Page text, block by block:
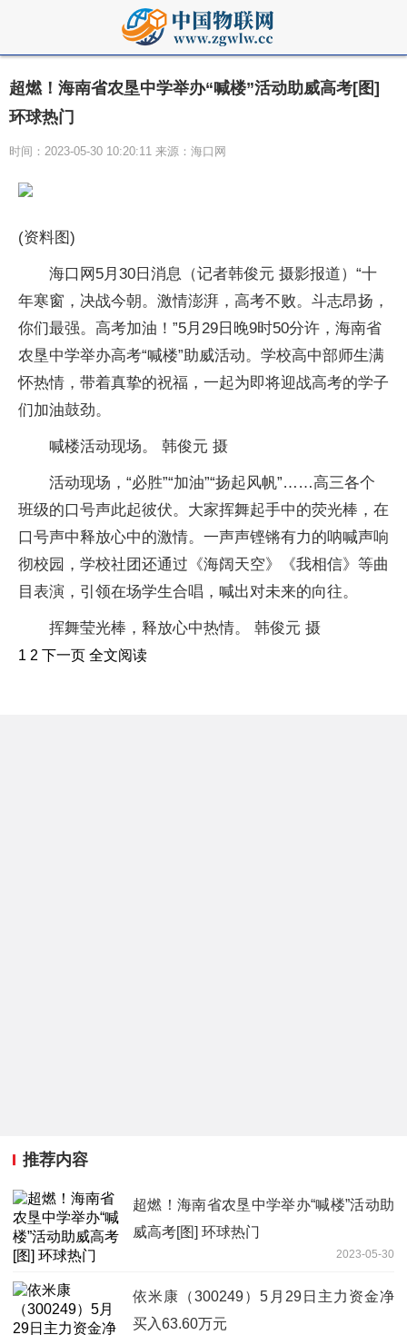
超燃！海南省农垦中学举办“喊楼”活动助威高考[图]
环球热门
时间：2023-05-30 10:20:11 来源：海口网
(资料图)
海口网5月30日消息（记者韩俊元 摄影报道）“十
年寒窗，决战今朝。激情澎湃，高考不败。斗志昂扬，
你们最强。高考加油！”5月29日晚9时50分许，海南省
农垦中学举办高考“喊楼”助威活动。学校高中部师生满
怀热情，带着真挚的祝福，一起为即将迎战高考的学子
们加油鼓劲。
喊楼活动现场。 韩俊元 摄
活动现场，“必胜”“加油”“扬起风帆”……高三各个
班级的口号声此起彼伏。大家挥舞起手中的荧光棒，在
口号声中释放心中的激情。一声声铿锵有力的呐喊声响
彻校园，学校社团还通过《海阔天空》《我相信》等曲
目表演，引领在场学生合唱，喊出对未来的向往。
挥舞莹光棒，释放心中热情。 韩俊元 摄
1 2 下一页 全文阅读
推荐内容
超燃！海南省农垦中学举办“喊楼”活动助
威高考[图] 环球热门
2023-05-30
依米康（300249）5月29日主力资金净
买入63.60万元